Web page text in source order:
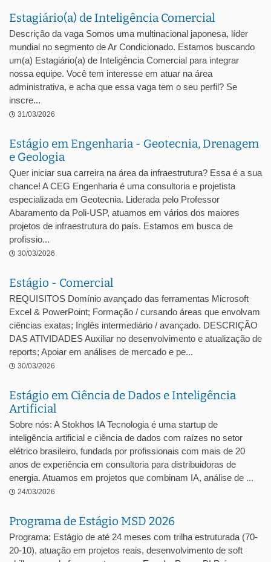
Estagiário(a) de Inteligência Comercial
Descrição da vaga Somos uma multinacional japonesa, líder
mundial no segmento de Ar Condicionado. Estamos buscando
um(a) Estagiário(a) de Inteligência Comercial para integrar
nossa equipe. Você tem interesse em atuar na área
administrativa, e acha que essa vaga tem o seu perfil? Se
inscre...
31/03/2026
Estágio em Engenharia - Geotecnia, Drenagem
e Geologia
Quer iniciar sua carreira na área da infraestrutura? Essa é a sua
chance! A CEG Engenharia é uma consultoria e projetista
especializada em Geotecnia. Liderada pelo Professor
Abaramento da Poli-USP, atuamos em vários dos maiores
projetos de infraestrutura do país. Estamos em busca de
profissio...
30/03/2026
Estágio - Comercial
REQUISITOS Domínio avançado das ferramentas Microsoft
Excel & PowerPoint; Formação / cursando áreas que envolvam
ciências exatas; Inglês intermediário / avançado. DESCRIÇÃO
DAS ATIVIDADES Auxiliar no desenvolvimento e atualização de
reports; Apoiar em análises de mercado e pe...
30/03/2026
Estágio em Ciência de Dados e Inteligência
Artificial
Sobre nós: A Stokhos IA Tecnologia é uma startup de
inteligência artificial e ciência de dados com raízes no setor
elétrico brasileiro, fundada por profissionais com mais de 20
anos de experiência em consultoria para distribuidoras de
energia. Atuamos em projetos que combinam IA, análise de ...
24/03/2026
Programa de Estágio MSD 2026
Programa: Estágio de até 24 meses com trilha estruturada (70-
20-10), atuação em projetos reais, desenvolvimento de soft